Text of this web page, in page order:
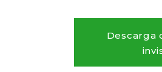
Descarga